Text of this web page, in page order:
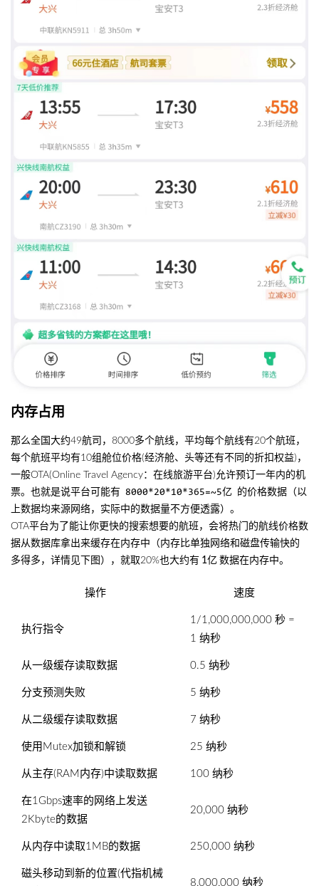
内存占用
那么全国大约49航司，8000多个航线，平均每个航线有20个航班，
每个航班平均有10组舱位价格(经济舱、头等还有不同的折扣权益)，
一般OTA(Online Travel Agency：在线旅游平台)允许预订一年内的机
票。也就是说平台可能有
8000*20*10*365=~5亿
的价格数据（以
上数据均来源网络，实际中的数据量不方便透露）。
OTA平台为了能让你更快的搜索想要的航班，会将热门的航线价格数
据从数据库拿出来缓存在内存中（内存比单独网络和磁盘传输快的
多得多，详情见下图），就取20%也大约有 1亿 数据在内存中。
操作 速度
执行指令
1/1,000,000,000 秒 =
1 纳秒
从一级缓存读取数据 0.5 纳秒
分支预测失败 5 纳秒
从二级缓存读取数据 7 纳秒
使用Mutex加锁和解锁 25 纳秒
从主存(RAM内存)中读取数据 100 纳秒
在1Gbps速率的网络上发送
2Kbyte的数据
20,000 纳秒
从内存中读取1MB的数据 250,000 纳秒
磁头移动到新的位置(代指机械
8,000,000 纳秒